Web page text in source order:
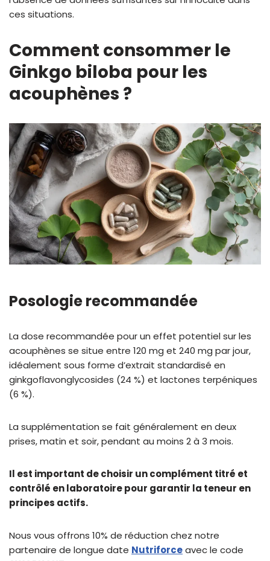
ces situations.
Comment consommer le
Ginkgo biloba pour les
acouphènes ?
Posologie recommandée
La dose recommandée pour un effet potentiel sur les
acouphènes se situe entre 120 mg et 240 mg par jour,
idéalement sous forme d’extrait standardisé en
ginkgoflavonglycosides (24 %) et lactones terpéniques
(6 %).
La supplémentation se fait généralement en deux
prises, matin et soir, pendant au moins 2 à 3 mois.
Il est important de choisir un complément titré et
contrôlé en laboratoire pour garantir la teneur en
principes actifs.
Nous vous offrons 10% de réduction chez notre
partenaire de longue date Nutriforceavec le code